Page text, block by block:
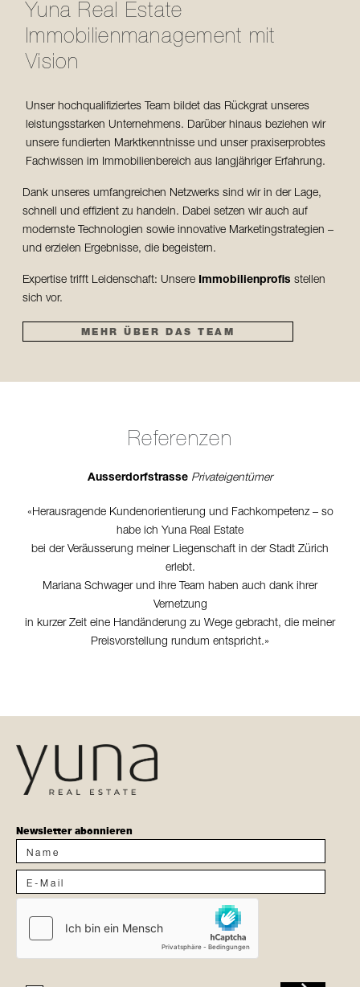
Yuna Real Estate
Immo­bilien­management mit
Vision
Unser hochqualifiziertes Team bildet das Rückgrat unseres
leistungsstarken Unternehmens. Darüber hinaus beziehen wir
unsere fundierten Marktkenntnisse und unser praxiserprobtes
Fachwissen im Immobilienbereich aus langjähriger Erfahrung.
Dank unseres umfangreichen Netzwerks sind wir in der Lage,
schnell und effizient zu handeln. Dabei setzen wir auch auf
modernste Technologien sowie innovative Marketingstrategien –
und erzielen Ergebnisse, die begeistern.
Expertise trifft Leidenschaft: Unsere Immobilienprofis stellen
sich vor.
MEHR ÜBER DAS TEAM
Referenzen
Ausserdorfstrasse Privateigentümer
«Herausragende Kundenorientierung und Fachkompetenz – so
habe ich Yuna Real Estate
bei der Veräusserung meiner Liegenschaft in der Stadt Zürich
erlebt.
Mariana Schwager und ihre Team haben auch dank ihrer
Vernetzung
in kurzer Zeit eine Handänderung zu Wege gebracht, die meiner
Preisvorstellung rundum entspricht.»
Newsletter abonnieren